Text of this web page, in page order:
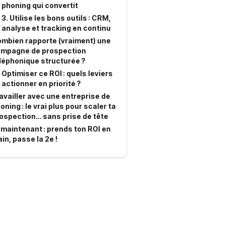
phoning qui convertit
3. Utilise les bons outils : CRM,
analyse et tracking en continu
rapporte (vraiment) une
de prospection
structurée ?
Optimiser ce ROI : quels leviers
actionner en priorité ?
avec une entreprise de
: le vrai plus pour scaler ta
sans prise de tête
maintenant : prends ton ROI en
passe la 2e !